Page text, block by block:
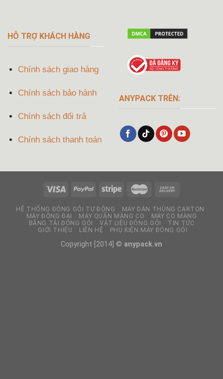
HỖ TRỢ KHÁCH HÀNG
Chính sách giao hàng
Chính sách bảo hành
Chính sách đổi trả
Chính sách thanh toán
ANYPACK TRÊN:
HỆ THỐNG ĐÓNG GÓI TỰ ĐỘNG
MÁY DÁN THÙNG CARTON
MÁY ĐÓNG ĐAI
MÁY QUẤN MÀNG CO
MÁY CO MÀNG
BĂNG TẢI ĐÓNG GÓI
VẬT LIỆU ĐÓNG GÓI
TIN TỨC
GIỚI THIỆU
LIÊN HỆ PHỤ KIỆN MÁY ĐÓNG GÓI
Copyright [2014] © anypack.vn